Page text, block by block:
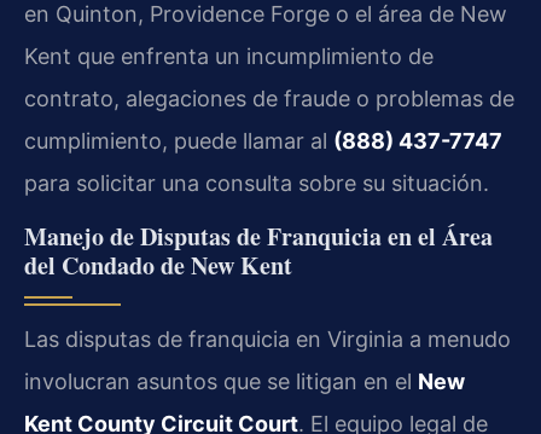
en Quinton, Providence Forge o el área de New
Kent que enfrenta un incumplimiento de
contrato, alegaciones de fraude o problemas de
cumplimiento, puede llamar al (888) 437-7747
para solicitar una consulta sobre su situación.
Manejo de Disputas de Franquicia en el Área
del Condado de New Kent
Las disputas de franquicia en Virginia a menudo
involucran asuntos que se litigan en el New
Kent County Circuit Court. El equipo legal de